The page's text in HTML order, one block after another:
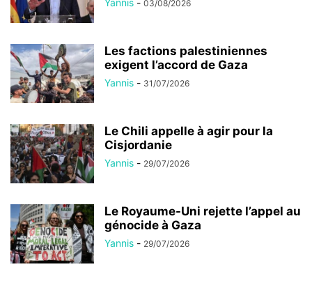
03/08/2026
Les factions palestiniennes
exigent l’accord de Gaza
Yannis - 31/07/2026
Le Chili appelle à agir pour la
Cisjordanie
Yannis - 29/07/2026
Le Royaume-Uni rejette l’appel au
génocide à Gaza
Yannis - 29/07/2026